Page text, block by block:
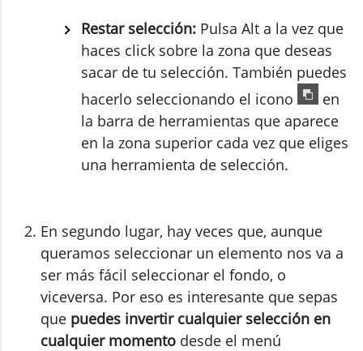
Restar selección: Pulsa Alt a la vez que
haces click sobre la zona que deseas
sacar de tu selección. También puedes
hacerlo seleccionando el icono
en
la barra de herramientas que aparece
en la zona superior cada vez que eliges
una herramienta de selección.
En segundo lugar, hay veces que, aunque
queramos seleccionar un elemento nos va a
ser más fácil seleccionar el fondo, o
viceversa. Por eso es interesante que sepas
que puedes invertir cualquier selección en
cualquier momento desde el menú